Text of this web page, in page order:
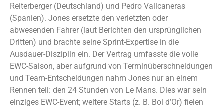
Reiterberger (Deutschland) und Pedro Vallcaneras
(Spanien). Jones ersetzte den verletzten oder
abwesenden Fahrer (laut Berichten den ursprünglichen
Dritten) und brachte seine Sprint-Expertise in die
Ausdauer-Disziplin ein. Der Vertrag umfasste die volle
EWC-Saison, aber aufgrund von Terminüberschneidungen
und Team-Entscheidungen nahm Jones nur an einem
Rennen teil: den 24 Stunden von Le Mans. Dies war sein
einziges EWC-Event; weitere Starts (z. B. Bol d’Or) fielen